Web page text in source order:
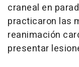
craneal en
practicaron las
reanimación
presentar